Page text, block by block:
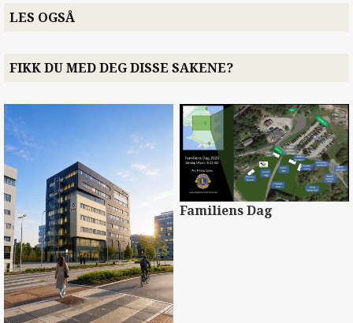
LES OGSÅ
FIKK DU MED DEG DISSE SAKENE?
Familiens Dag